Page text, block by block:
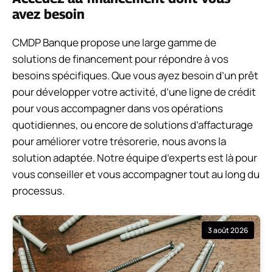
avez besoin
CMDP Banque propose une large gamme de
solutions de financement pour répondre à vos
besoins spécifiques. Que vous ayez besoin d’un prêt
pour développer votre activité, d’une ligne de crédit
pour vous accompagner dans vos opérations
quotidiennes, ou encore de solutions d’affacturage
pour améliorer votre trésorerie, nous avons la
solution adaptée. Notre équipe d’experts est là pour
vous conseiller et vous accompagner tout au long du
processus.
3 août 2026